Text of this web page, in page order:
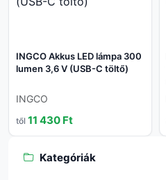
INGCO Akkus LED lámpa 300
lumen 3,6 V (USB-C töltő)
INGCO
től 11 430 Ft
Kategóriák